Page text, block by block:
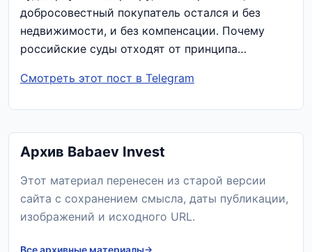
добросовестный покупатель остался и без
недвижимости, и без компенсации. Почему
российские суды отходят от принципа…
Смотреть этот пост в Telegram
Архив Babaev Invest
Этот материал перенесен из старой версии
сайта с сохранением смысла, даты публикации,
изображений и исходного URL.
Все архивные материалы